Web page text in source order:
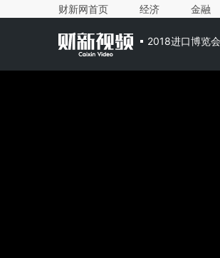
财新网首页 经济 金融
2018进口博览会